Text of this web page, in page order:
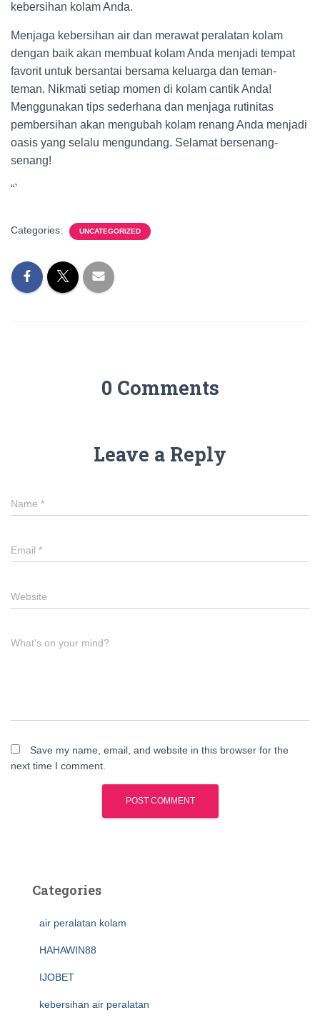
kebersihan kolam Anda.
Menjaga kebersihan air dan merawat peralatan kolam
dengan baik akan membuat kolam Anda menjadi tempat
favorit untuk bersantai bersama keluarga dan teman-
teman. Nikmati setiap momen di kolam cantik Anda!
Menggunakan tips sederhana dan menjaga rutinitas
pembersihan akan mengubah kolam renang Anda menjadi
oasis yang selalu mengundang. Selamat bersenang-
senang!
“`
Categories: UNCATEGORIZED
0 Comments
Leave a Reply
Name *
Email *
Website
What's on your mind?
Save my name, email, and website in this browser for the
next time I comment.
Categories
air peralatan kolam
HAHAWIN88
IJOBET
kebersihan air peralatan